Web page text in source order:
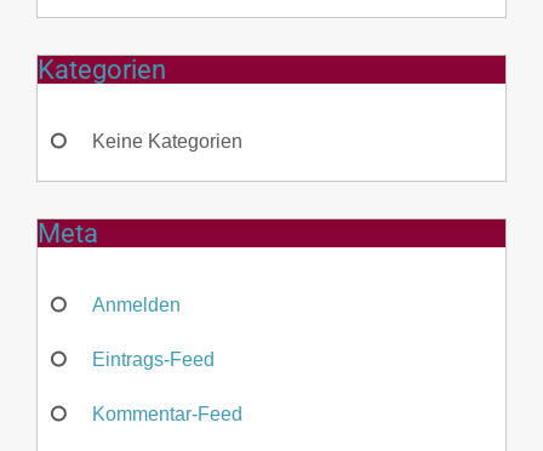
Kategorien
Keine Kategorien
Meta
Anmelden
Eintrags-Feed
Kommentar-Feed